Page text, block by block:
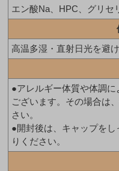
エン酸Na、HPC、グリセ
高温多湿・直射日光を避
●アレルギー体質や体調
ございます。その場合は
さい。
●開封後は、キャップを
りください。